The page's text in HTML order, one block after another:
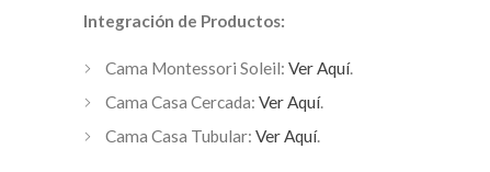
Integración de Productos:
Cama Montessori Soleil: Ver Aquí.
Cama Casa Cercada: Ver Aquí.
Cama Casa Tubular: Ver Aquí.